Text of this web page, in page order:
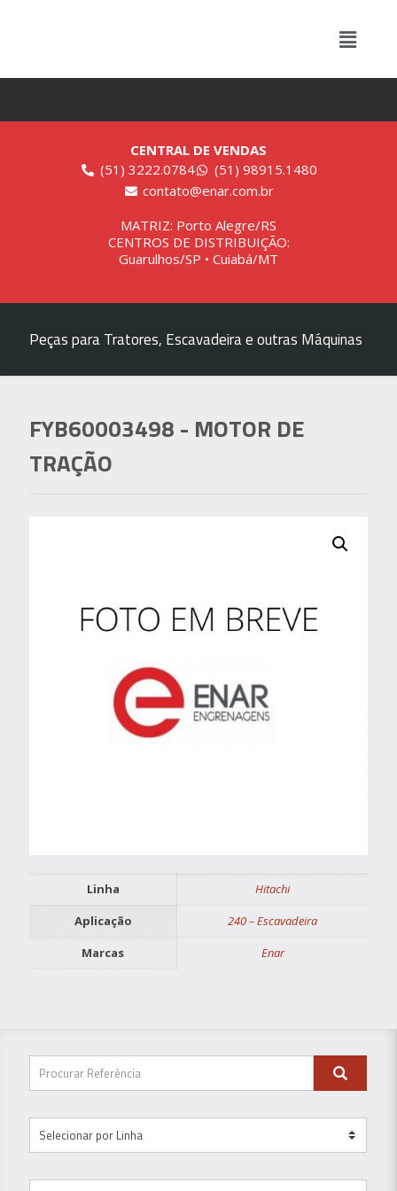
CENTRAL DE VENDAS
(51) 3222.0784
(51) 98915.1480
contato@enar.com.br
MATRIZ: Porto Alegre/RS
CENTROS DE DISTRIBUIÇÃO:
Guarulhos/SP • Cuiabá/MT
Peças para Tratores, Escavadeira e outras Máquinas
FYB60003498 - MOTOR DE
TRAÇÃO
Linha
Hitachi
Aplicação
240 – Escavadeira
Marcas
Enar